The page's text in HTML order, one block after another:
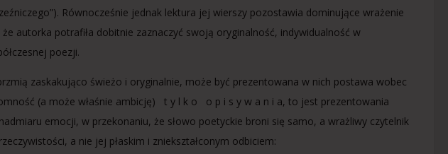
Równocześnie jednak lektura jej wierszy pozostawia dominujące wrażenie
autorka potrafiła dobitnie zaznaczyć swoją oryginalność, indywidualność w
poezji.
zaskakująco świeżo i oryginalnie, może być prezentowana w nich postawa wobec
(a może właśnie ambicję) t y l k o o p i s y w a n i a, to jest prezentowania
emocji, w przekonaniu, że słowo poetyckie broni się samo, a wrażliwy czytelnik
a nie jej płaskim i zniekształconym odbiciem: